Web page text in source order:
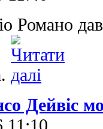
Романо
Дейвіс
11:10